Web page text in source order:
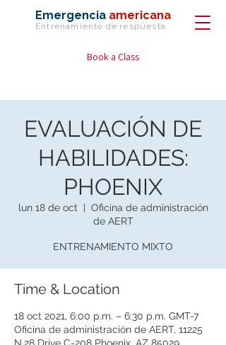
Emergencia americana
Entrenamiento de respuesta
Book a Class
EVALUACIÓN DE
HABILIDADES:
PHOENIX
lun 18 de oct
  |
Oficina de administración
de AERT
ENTRENAMIENTO MIXTO
Time & Location
18 oct 2021, 6:00 p.m. – 6:30 p.m. GMT-7
Oficina de administración de AERT, 11225